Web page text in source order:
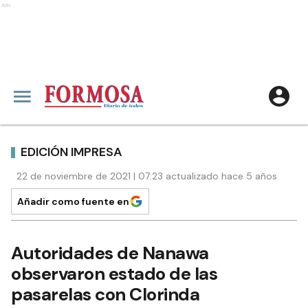
Ads
EDICIÓN IMPRESA
22 de noviembre de 2021 | 07:23 actualizado hace 5 años
Añadir como fuente en
Autoridades de Nanawa
observaron estado de las
pasarelas con Clorinda